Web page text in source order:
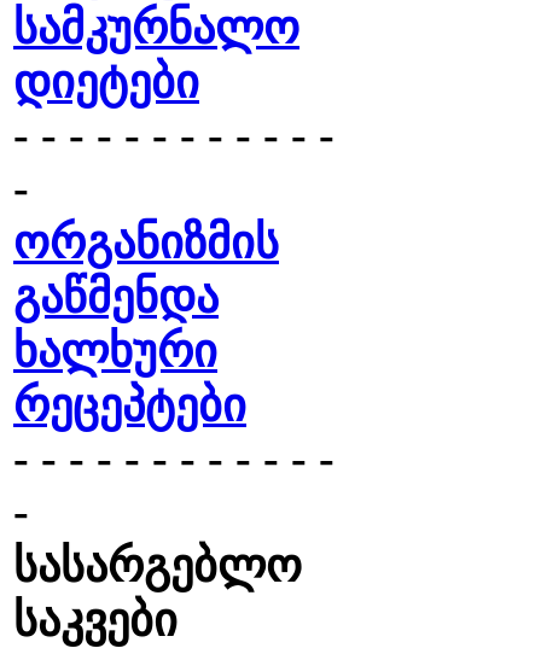
სამკურნალო
დიეტები
- - - - - - - - - - - -
-
ორგანიზმის
გაწმენდა
ხალხური
რეცეპტები
- - - - - - - - - - - -
-
სასარგებლო
საკვები